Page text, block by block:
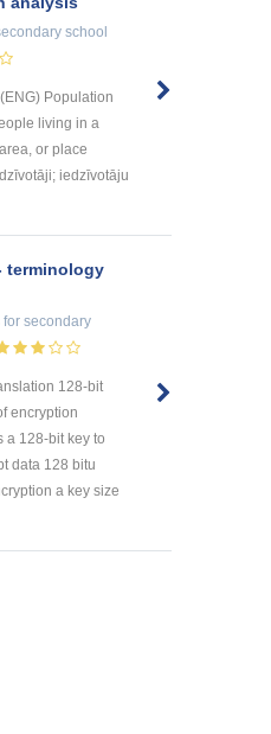
school
Population
living in a
or place
iedzīvotāju
terminology
for secondary
128-bit
encryption
a 128-bit key to
data 128 bitu
a key size